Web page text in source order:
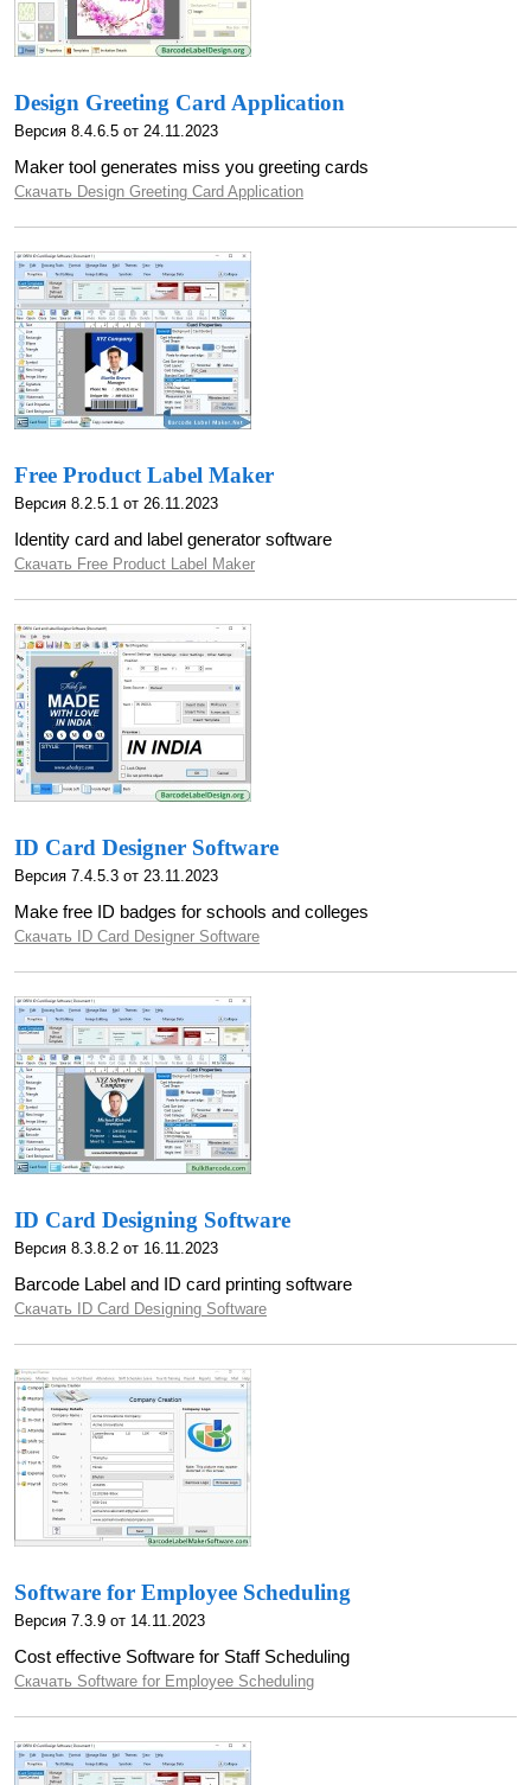
Design Greeting Card Application
Версия 8.4.6.5 от 24.11.2023
Maker tool generates miss you greeting cards
Скачать Design Greeting Card Application
Free Product Label Maker
Версия 8.2.5.1 от 26.11.2023
Identity card and label generator software
Скачать Free Product Label Maker
ID Card Designer Software
Версия 7.4.5.3 от 23.11.2023
Make free ID badges for schools and colleges
Скачать ID Card Designer Software
ID Card Designing Software
Версия 8.3.8.2 от 16.11.2023
Barcode Label and ID card printing software
Скачать ID Card Designing Software
Software for Employee Scheduling
Версия 7.3.9 от 14.11.2023
Cost effective Software for Staff Scheduling
Скачать Software for Employee Scheduling